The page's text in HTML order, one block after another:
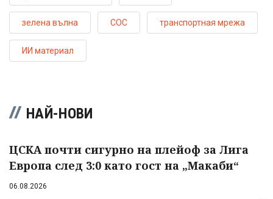
зеленa вълна СОС транспортная мрежа
ИИ материал
НАЙ-НОВИ
ЦСКА почти сигурно на плейоф за Лига
Европа след 3:0 като гост на „Макаби“
06.08.2026